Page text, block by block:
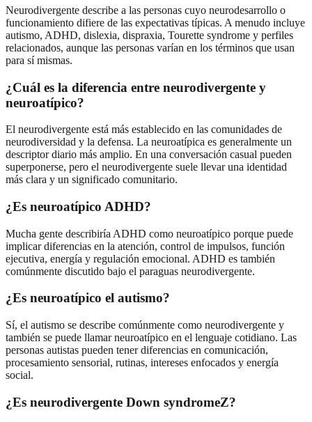
Neurodivergente describe a las personas cuyo neurodesarrollo o
funcionamiento difiere de las expectativas típicas. A menudo incluye
autismo, ADHD, dislexia, dispraxia, Tourette syndrome y perfiles
relacionados, aunque las personas varían en los términos que usan
para sí mismas.
¿Cuál es la diferencia entre neurodivergente y
neuroatípico?
El neurodivergente está más establecido en las comunidades de
neurodiversidad y la defensa. La neuroatípica es generalmente un
descriptor diario más amplio. En una conversación casual pueden
superponerse, pero el neurodivergente suele llevar una identidad
más clara y un significado comunitario.
¿Es neuroatípico ADHD?
Mucha gente describiría ADHD como neuroatípico porque puede
implicar diferencias en la atención, control de impulsos, función
ejecutiva, energía y regulación emocional. ADHD es también
comúnmente discutido bajo el paraguas neurodivergente.
¿Es neuroatípico el autismo?
Sí, el autismo se describe comúnmente como neurodivergente y
también se puede llamar neuroatípico en el lenguaje cotidiano. Las
personas autistas pueden tener diferencias en comunicación,
procesamiento sensorial, rutinas, intereses enfocados y energía
social.
¿Es neurodivergente Down syndromeZ?